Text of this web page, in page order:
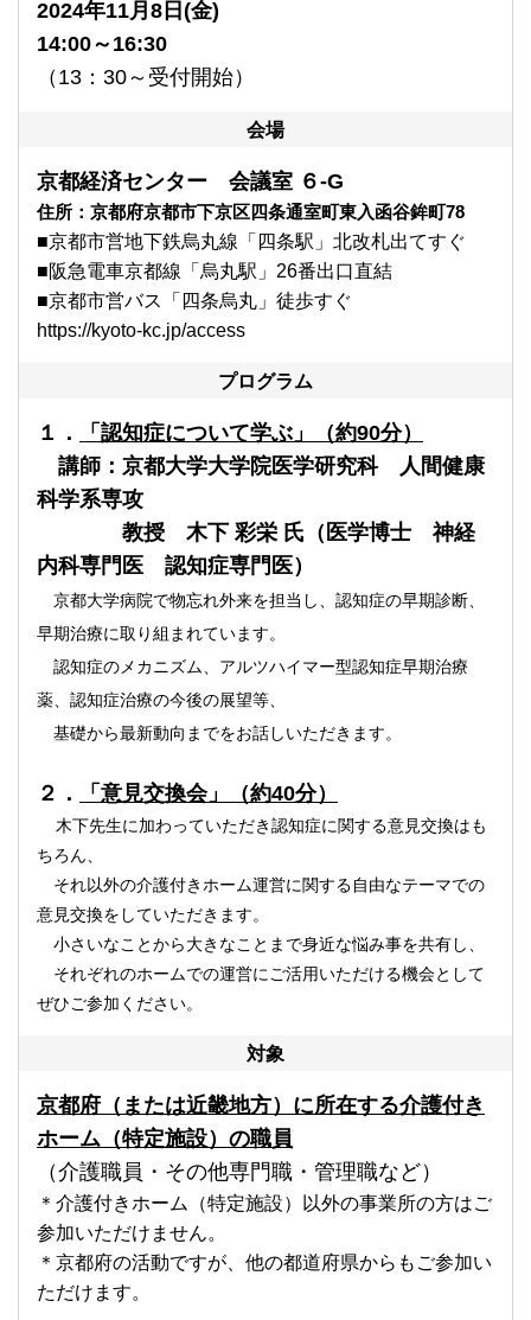
2024年11月8日(金)
14:00～16:30
（13：30～受付開始）
会場
京都経済センター 会議室 ６-G
住所：京都府京都市下京区四条通室町東入函谷鉾町78
■京都市営地下鉄烏丸線「四条駅」北改札出てすぐ
■阪急電車京都線「烏丸駅」26番出口直結
■京都市営バス「四条烏丸」徒歩すぐ
https://kyoto-kc.jp/access
プログラム
１．
「認知症について学ぶ」（約90分）
講師 ：京都大学大学院医学研究科人間健康
科学系専攻
教授 木下 彩栄 氏（医学博士 神経
内科専門医 認知症専門医）
京都大学病院で物忘れ外来を担当し、認知症の早期診断、
早期治療に取り組まれています。
認知症のメカニズム、アルツハイマー型認知症早期治療
薬、認知症治療の今後の展望等、
基礎から最新動向までをお話しいただきます。
２． 「意見交換会」（約40分）
木下先生に加わっていただき認知症に関する意見交換はも
ちろん、
それ以外の介護付きホーム運営に関する自由なテーマでの
意見交換をしていただきます。
小さいなことから大きなことまで身近な悩み事を共有し、
それぞれのホームでの運営にご活用いただける機会として
ぜひご参加ください。
対象
京都府（または近畿地方）に所在する介護付き
ホーム（特定施設）の職員
（介護職員・その他専門職・管理職など）
＊介護付きホーム（特定施設）以外の事業所の方はご
参加いただけません。
＊京都府の活動ですが、他の都道府県からもご参加い
ただけます。